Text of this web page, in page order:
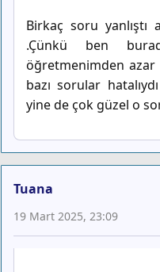
Birkaç soru
.Çünkü ben
öğretmenimden azar
bazı sorular
yine de çok güzel o
Tuana
19 Mart 2025, 23:09